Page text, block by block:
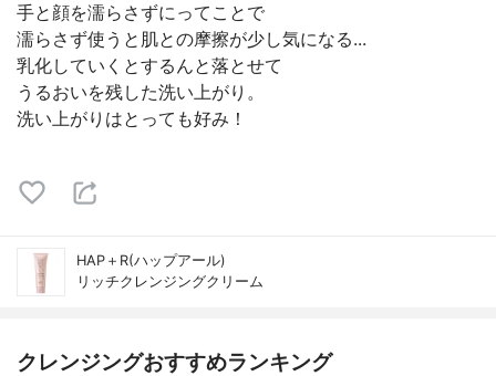
手と顔を濡らさずにってことで
濡らさず使うと肌との摩擦が少し気になる...
乳化していくとするんと落とせて
うるおいを残した洗い上がり。
洗い上がりはとっても好み！
HAP＋R(ハップアール)
リッチクレンジングクリーム
クレンジングおすすめランキング